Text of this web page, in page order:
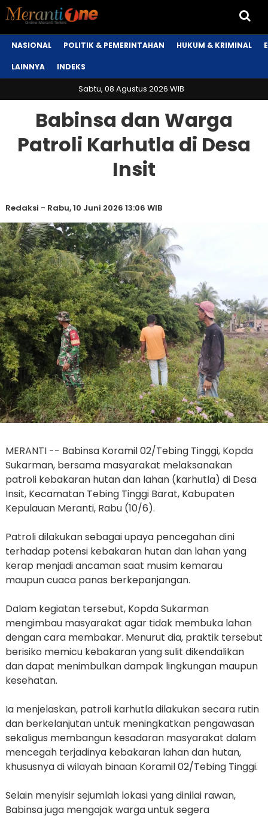
NASIONAL POLITIK & PEMERINTAHAN HUKUM & KRIMINAL
LAINNYA INDEKS
Sabtu, 08 Agustus 2026 WIB
Babinsa dan Warga
Patroli Karhutla di Desa
Insit
Redaksi - Rabu, 10 Juni 2026 13:06 WIB
MERANTI -- Babinsa Koramil 02/Tebing Tinggi, Kopda
Sukarman, bersama masyarakat melaksanakan
patroli kebakaran hutan dan lahan (karhutla) di Desa
Insit, Kecamatan Tebing Tinggi Barat, Kabupaten
Kepulauan Meranti, Rabu (10/6).
Patroli dilakukan sebagai upaya pencegahan dini
terhadap potensi kebakaran hutan dan lahan yang
kerap menjadi ancaman saat musim kemarau
maupun cuaca panas berkepanjangan.
Dalam kegiatan tersebut, Kopda Sukarman
mengimbau masyarakat agar tidak membuka lahan
dengan cara membakar. Menurut dia, praktik tersebut
berisiko memicu kebakaran yang sulit dikendalikan
dan dapat menimbulkan dampak lingkungan maupun
kesehatan.
Ia menjelaskan, patroli karhutla dilakukan secara rutin
dan berkelanjutan untuk meningkatkan pengawasan
sekaligus membangun kesadaran masyarakat dalam
mencegah terjadinya kebakaran lahan dan hutan,
khususnya di wilayah binaan Koramil 02/Tebing Tinggi.
Selain menyisir sejumlah lokasi yang dinilai rawan,
Babinsa juga mengajak warga untuk segera